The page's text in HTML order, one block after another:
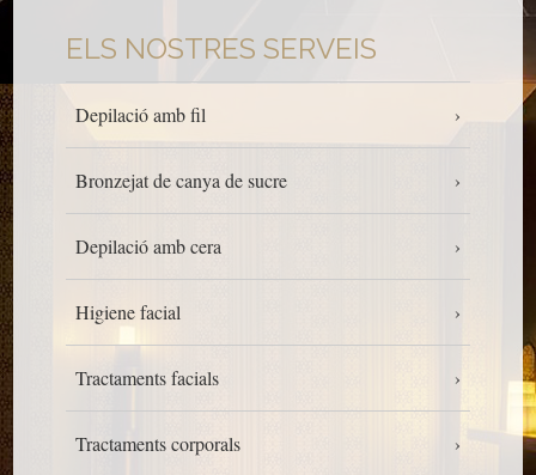
ELS NOSTRES SERVEIS
Depilació amb fil
Bronzejat de canya de sucre
Depilació amb cera
Higiene facial
Tractaments facials
Tractaments corporals